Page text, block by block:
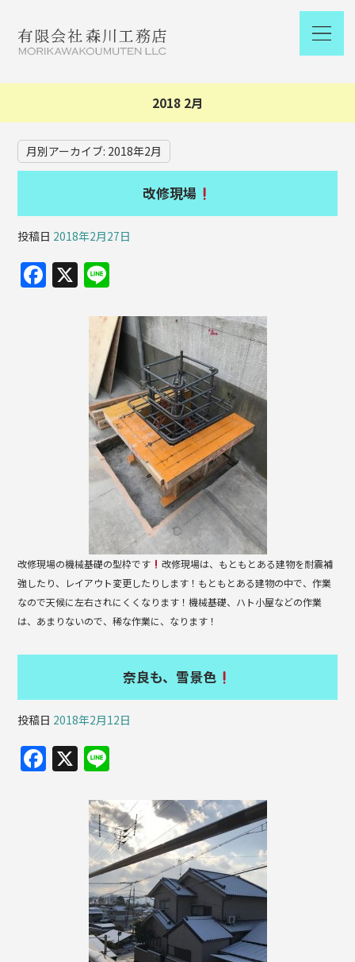
2018 2月
月別アーカイブ: 2018年2月
改修現場
投稿日 2018年2月27日
F
a
X
e
改修現場の機械基礎の型枠です
改修現場は、もともとある建物を耐震補
強したり、レイアウト変更したりします！もともとある建物の中で、作業
なので天候に左右されにくくなります！機械基礎、ハト小屋などの作業
は、あまりないので、稀な作業に、なります！
奈良も、雪景色
投稿日 2018年2月12日
F
a
X
e